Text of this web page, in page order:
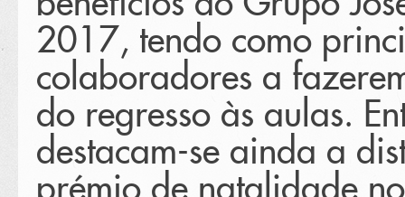
2017, tendo como
colaboradores a
do regresso às aulas.
destacam-se ainda a
prémio de natalidade